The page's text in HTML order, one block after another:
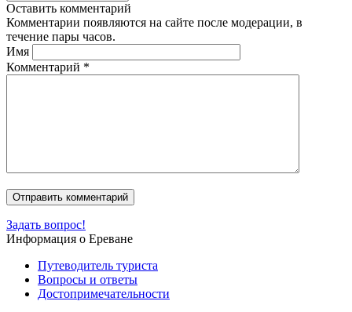
Оставить комментарий
Комментарии появляются на сайте после модерации, в
течение пары часов.
Имя
Комментарий *
Задать вопрос!
Информация о Ереване
Путеводитель туриста
Вопросы и ответы
Достопримечательности